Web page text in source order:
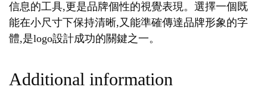
信息的工具,更是品牌個性的視覺表現。選擇一個既
能在小尺寸下保持清晰,又能準確傳達品牌形象的字
體,是logo設計成功的關鍵之一。
Additional information